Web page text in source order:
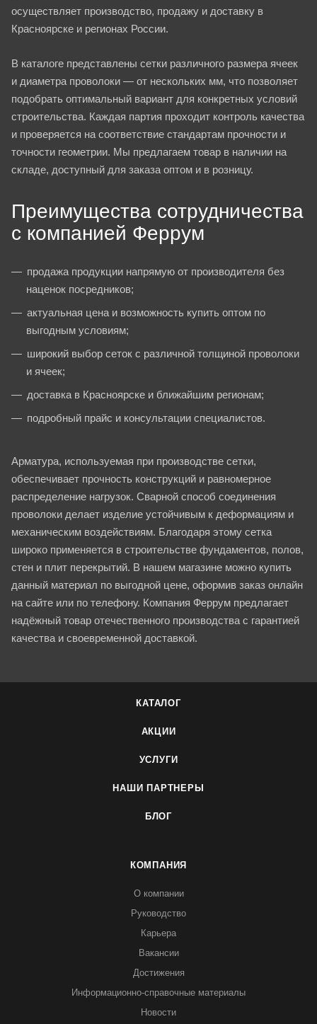
осуществляет производство, продажу и доставку в
Красноярске и регионах России.
В каталоге представлены сетки различного размера ячеек
и диаметра проволоки — от нескольких мм, что позволяет
подобрать оптимальный вариант для конкретных условий
строительства. Каждая партия проходит контроль качества
и проверяется на соответствие стандартам прочности и
точности геометрии. Мы предлагаем товар в наличии на
складе, доступный для заказа оптом и в розницу.
Преимущества сотрудничества
с компанией Феррум
продажа продукции напрямую от производителя без
наценок посредников;
актуальная цена и возможность купить оптом по
выгодным условиям;
широкий выбор сеток с различной толщиной проволоки
и ячеек;
доставка в Красноярске и ближайшим регионам;
подробный прайс и консультации специалистов.
Арматура, используемая при производстве сетки,
обеспечивает прочность конструкций и равномерное
распределение нагрузок. Сварной способ соединения
проволоки делает изделие устойчивым к деформациям и
механическим воздействиям. Благодаря этому сетка
широко применяется в строительстве фундаментов, полов,
стен и плит перекрытий. В нашем магазине можно купить
данный материал по выгодной цене, оформив заказ онлайн
на сайте или по телефону. Компания Феррум предлагает
надёжный товар отечественного производства с гарантией
качества и своевременной доставкой.
КАТАЛОГ
АКЦИИ
УСЛУГИ
НАШИ ПАРТНЕРЫ
БЛОГ
КОМПАНИЯ
О компании
Руководство
Карьера
Вакансии
Достижения
Информационно-справочные материалы
Новости